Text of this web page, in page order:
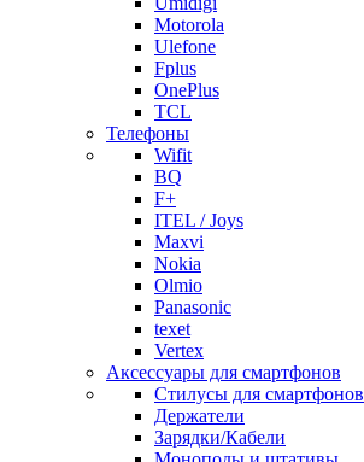
Motorola
Ulefone
Fplus
OnePlus
TCL
Телефоны
Wifit
BQ
F+
ITEL / Joys
Maxvi
Nokia
Olmio
Panasonic
texet
Vertex
Аксессуары для смартфонов
Стилусы для смартфонов
Держатели
Зарядки/Кабели